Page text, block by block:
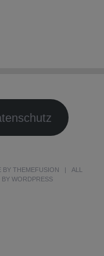
BY THEMEFUSION | ALL
WORDPRESS